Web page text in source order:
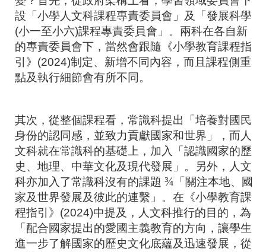
設「小學人文科課程專責委員會」及「發展科學
(小一至小六)課程專責委員會」。兩科在各自新
的專責委員會下，當然會跟隨《小學教育課程指
引》 (2024)制定、新增不同內容，而且課程側重
點及執行細節會有所不同。
其次，從整個課程看，常識科提出「培養對國民
身份的認同感，並致力貢獻國家和世界」，而人
文科就在常識科的基礎上，加入「認識國家的歷
史、地理、中華文化及現代發展」。另外，人文
科亦加入了常識科沒有的課題 ¾ 「關注本地、國
家及世界發展及彼此的連繫」。在《小學教育課
程指引》 (2024)中提及，人文科推行的目的，為
「配合國家提出的愛國主義教育的方向，讓學生
進一步了解國家的歷史文化底蘊及迅速發展，從